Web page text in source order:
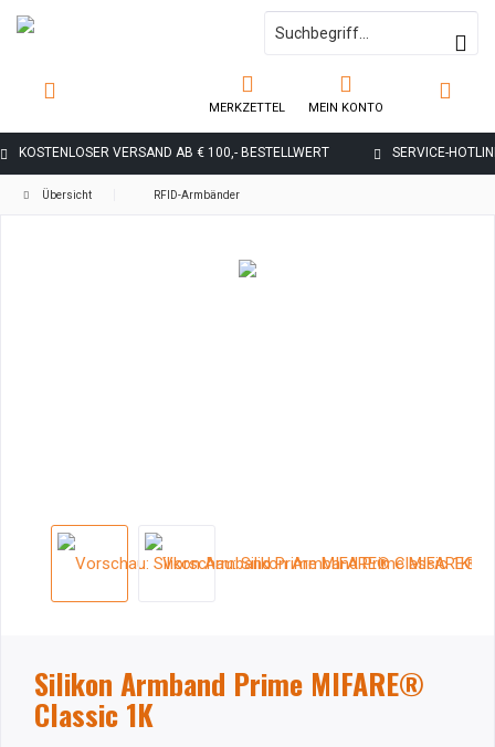
KOSTENLOSER VERSAND AB € 100,- BESTELLWERT SERVICE-
MERKZETTEL MEIN KONTO
Übersicht RFID-Armbänder
Silikon Armband Prime MIFARE®
Classic 1K